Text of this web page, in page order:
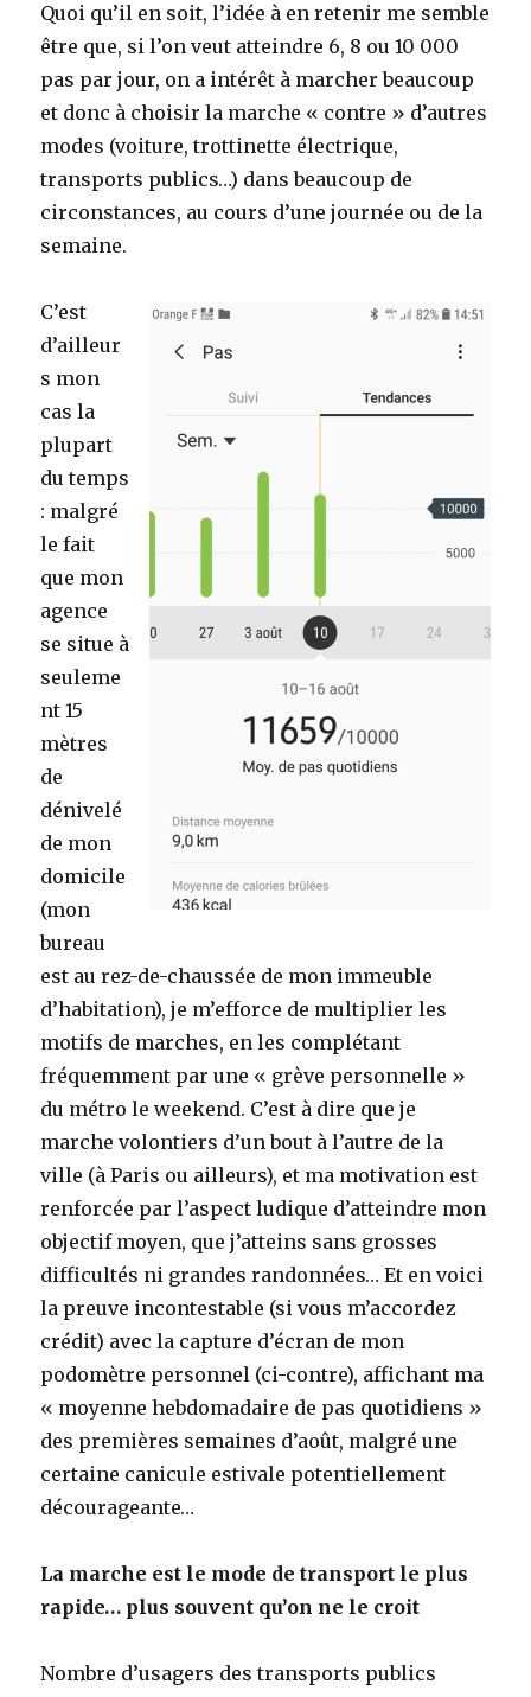
Quoi qu’il en soit, l’idée à en retenir me semble
être que, si l’on veut atteindre 6, 8 ou 10 000
pas par jour, on a intérêt à marcher beaucoup
et donc à choisir la marche « contre » d’autres
modes (voiture, trottinette électrique,
transports publics…) dans beaucoup de
circonstances, au cours d’une journée ou de la
semaine.
C’est
d’ailleur
s mon
cas la
plupart
du temps
: malgré
le fait
que mon
agence
se situe à
seuleme
nt 15
mètres
de
dénivelé
de mon
domicile
(mon
bureau
est au rez-de-chaussée de mon immeuble
d’habitation), je m’efforce de multiplier les
motifs de marches, en les complétant
fréquemment par une « grève personnelle »
du métro le weekend. C’est à dire que je
marche volontiers d’un bout à l’autre de la
ville (à Paris ou ailleurs), et ma motivation est
renforcée par l’aspect ludique d’atteindre mon
objectif moyen, que j’atteins sans grosses
difficultés ni grandes randonnées… Et en voici
la preuve incontestable (si vous m’accordez
crédit) avec la capture d’écran de mon
podomètre personnel (ci-contre), affichant ma
« moyenne hebdomadaire de pas quotidiens »
des premières semaines d’août, malgré une
certaine canicule estivale potentiellement
décourageante…
La marche est le mode de transport le plus
rapide… plus souvent qu’on ne le croit
Nombre d’usagers des transports publics